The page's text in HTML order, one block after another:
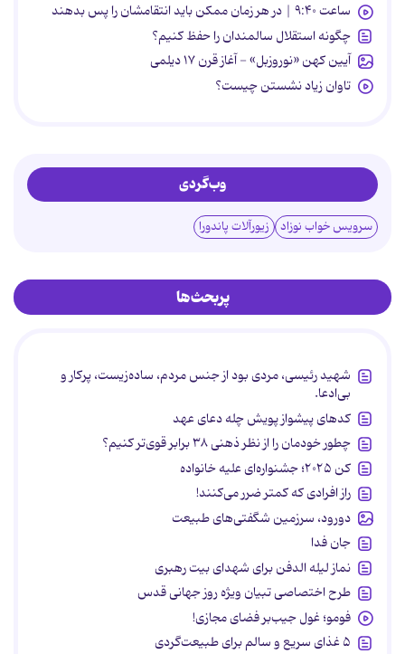
ساعت ۹:۴۰ | در هر زمان ممکن باید انتقامشان را پس بدهند
چگونه استقلال سالمندان را حفظ کنیم؟
آیین کهن «نوروزبل» - آغاز قرن ۱۷ دیلمی
تاوان زیاد نشستن چیست؟
وب‌گردی
سرویس خواب نوزاد زیورآلات پاندورا
پربحث‌ها
شهید رئیسی، مردی بود از جنس مردم، ساده‌زیست، پرکار و
بی‌ادعا.
کدهای پیشواز پویش چله دعای عهد
چطور خودمان را از نظر ذهنی ۳۸ برابر قوی‌تر کنیم؟
کن ۲۰۲۵؛ جشنواره‌ای علیه خانواده
راز افرادی که کمتر ضرر می‌کنند!
دورود، سرزمین شگفتی‌های طبیعت
جان فدا
نماز لیله الدفن برای شهدای بیت رهبری
طرح اختصاصی تبیان ویژه روز جهانی قدس
فومو؛ غول جیب‌بر فضای مجازی!
۵ غذای سریع و سالم برای طبیعت‌گردی